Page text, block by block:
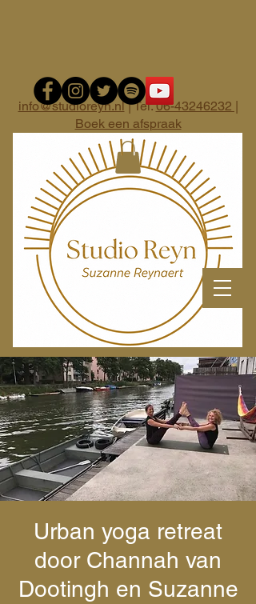
info@studioreyn.nl| Tel.06-43246232 |
Boek een afspraak
Urban yoga retreat
door Channah van
Dootingh en Suzanne